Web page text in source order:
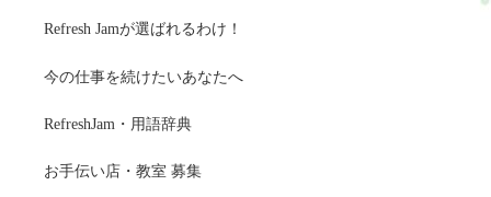
Refresh Jamが選ばれるわけ！
今の仕事を続けたいあなたへ
RefreshJam・用語辞典
お手伝い店・教室 募集